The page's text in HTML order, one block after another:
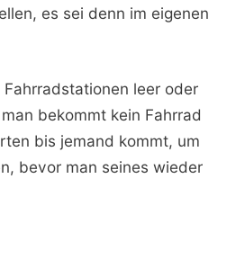
es sei denn im eigenen
leer oder
bekommt kein Fahrrad
bis jemand kommt, um
bevor man seines wieder